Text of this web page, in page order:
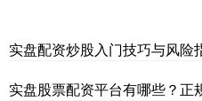
实盘配资炒股入门技巧与风险
实盘股票配资平台有哪些？正